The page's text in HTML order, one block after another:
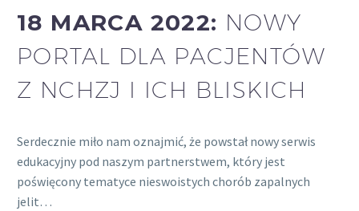
18 MARCA 2022: NOWY
PORTAL DLA PACJENTÓW
Z NCHZJ I ICH BLISKICH
Serdecznie miło nam oznajmić, że powstał nowy serwis
edukacyjny pod naszym partnerstwem, który jest
poświęcony tematyce nieswoistych chorób zapalnych
jelit…